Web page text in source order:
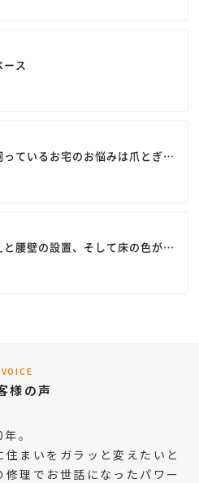
ス
ているお宅のお悩みは爪とぎに
腰壁の設置、そして床の色が明
VOICE
様の声
。
まいをガラッと変えたいと
理でお世話になったパワー